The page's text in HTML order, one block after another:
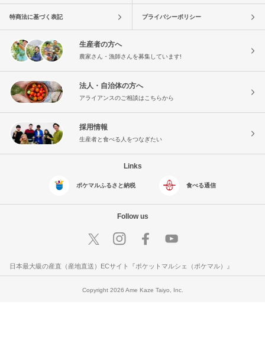
特商法に基づく表記 プライバシーポリシー
生産者の方へ
農家さん・漁師さんを募集しています!
法人・自治体の方へ
アライアンスのご相談はこちらから
採用情報
生産者と食べる人をつなぎたい
Links
ポケマルふるさと納税 食べる通信
Follow us
日本最大級の産直（産地直送）ECサイト『ポケットマルシェ（ポケマル）』
Copyright 2026 Ame Kaze Taiyo, Inc.